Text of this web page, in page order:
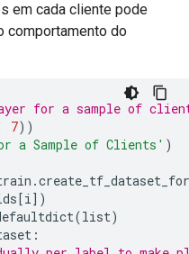
em cada cliente pode
comportamento do
for a sample of
7))
a Sample of Clients' )
.
[i])
(list)
: